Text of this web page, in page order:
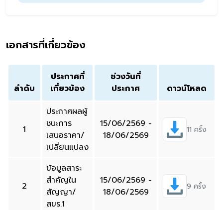
เอกสารที่เกี่ยวข้อง
ลำดับ
ประกาศที่
เกี่ยวข้อง
ช่วงวันที่
ประกาศ
ดาวน์โหลด
1
ประกาศผลผู้
ชนะการ
เสนอราคา/
เปลี่ยนแปลง
15/06/2569 -
18/06/2569
11 ครั้ง
2
ข้อมูลสาระ
สำคัญใน
สัญญา/
สขร.1
15/06/2569 -
18/06/2569
9 ครั้ง